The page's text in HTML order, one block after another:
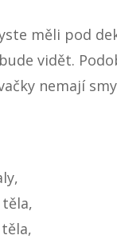
měli pod
vidět.
nemají